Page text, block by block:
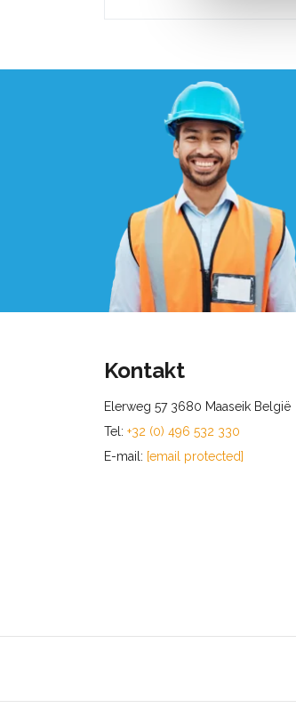
Kontakt
Elerweg 57 3680 Maaseik België
Tel: +32 (0) 496 532 330
E-mail: [email protected]